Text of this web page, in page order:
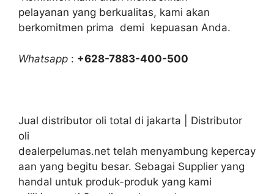
pelayanan yang berkualitas, kami akan
berkomitmen prima demi kepuasan Anda.
Whatsapp : +628-7883-400-500
Jual distributor oli total di jakarta | Distributor
oli
dealerpelumas.net telah menyambung kepercay
aan yang begitu besar. Sebagai Supplier yang
handal untuk produk-produk yang kami